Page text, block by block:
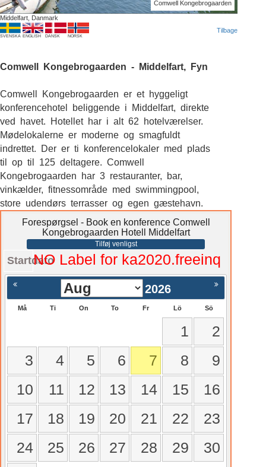
Comwell Kongebrogaarden
Middelfart, Danmark
SVENSKA ENGLISH DANSK NORSK
Tilbage
Comwell Kongebrogaarden - Middelfart, Fyn
Comwell Kongebrogaarden er et hyggeligt
konferencehotel beliggende i Middelfart, direkte
ved havet. Hotellet har i alt 62 hotelværelser.
Mødelokalerne er moderne og smagfuldt
indrettet. Der er ti konferencelokaler med plads
til op til 125 deltagere. Comwell
Kongebrogaarden har 3 restauranter, bar,
vinkælder, fitnessområde med swimmingpool,
store udendørs terrasser og egen gæstehavn.
Forespørgsel - Book en konference Comwell
Kongebrogaarden Hotell Middelfart
Tilføj venligst
StartdatoNO Label for ka2020.freeinq
2026
Må Ti On To Fr Lö Sö
1
2
3
4 5 6 7 8
9
10
11 12 13 14 15
16
17
18 19 20 21 22
23
24
25 26 27 28 29
30